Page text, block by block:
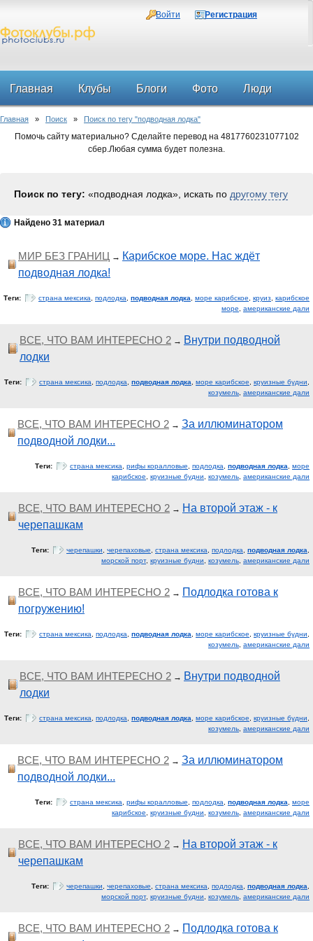
Войти Регистрация
Главная Клубы Блоги Фото Люди
Форум
Главная » Поиск » Поиск по тегу "подводная лодка"
Помочь сайту материально? Сделайте перевод на 4817760231077102
сбер.Любая сумма будет полезна.
Поиск по тегу: «подводная лодка», искать по другому тегу
Найдено 31 материал
МИР БЕЗ ГРАНИЦ → Карибское море. Нас ждёт
подводная лодка!
Теги: страна мексика подлодка подводная лодка море карибское круиз карибское
море
американские дали
ВСЕ, ЧТО ВАМ ИНТЕРЕСНО 2 → Внутри подводной
лодки
Теги: страна мексика подлодка подводная лодка море карибское круизные будни
козумель американские дали
ВСЕ, ЧТО ВАМ ИНТЕРЕСНО 2 → За иллюминатором
подводной лодки...
Теги: страна мексика рифы коралловые подлодка подводная лодка
море
карибское
круизные будни козумель американские дали
ВСЕ, ЧТО ВАМ ИНТЕРЕСНО 2 → На второй этаж - к
черепашкам
Теги: черепашки черепаховые страна мексика подлодка подводная лодка
морской порт, круизные будни козумель американские дали
ВСЕ, ЧТО ВАМ ИНТЕРЕСНО 2 → Подлодка готова к
погружению!
Теги: страна мексика подлодка подводная лодка море карибское круизные будни
козумель американские дали
ВСЕ, ЧТО ВАМ ИНТЕРЕСНО 2 → Внутри подводной
лодки
Теги: страна мексика подлодка подводная лодка море карибское круизные будни
козумель американские дали
ВСЕ, ЧТО ВАМ ИНТЕРЕСНО 2 → За иллюминатором
подводной лодки...
Теги: страна мексика рифы коралловые подлодка подводная лодка
море
карибское
круизные будни козумель американские дали
ВСЕ, ЧТО ВАМ ИНТЕРЕСНО 2 → На второй этаж - к
черепашкам
Теги: черепашки черепаховые страна мексика подлодка подводная лодка
морской порт, круизные будни козумель американские дали
ВСЕ, ЧТО ВАМ ИНТЕРЕСНО 2 → Подлодка готова к